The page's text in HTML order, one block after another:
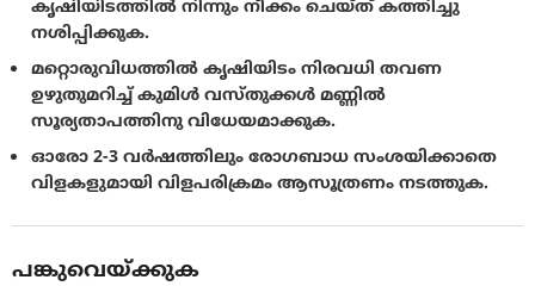
കൃഷിയിടത്തിൽ നിന്നും നീക്കം ചെയ്‌ത്‌ കത്തിച്ചു
നശിപ്പിക്കുക.
മറ്റൊരുവിധത്തിൽ കൃഷിയിടം നിരവധി തവണ
ഉഴുതുമറിച്ച് കുമിൾ വസ്തുക്കൾ മണ്ണിൽ
സൂര്യതാപത്തിനു വിധേയമാക്കുക.
ഓരോ 2-3 വർഷത്തിലും രോഗബാധ സംശയിക്കാതെ
വിളകളുമായി വിളപരിക്രമം ആസൂത്രണം നടത്തുക.
പങ്കുവെയ്ക്കുക